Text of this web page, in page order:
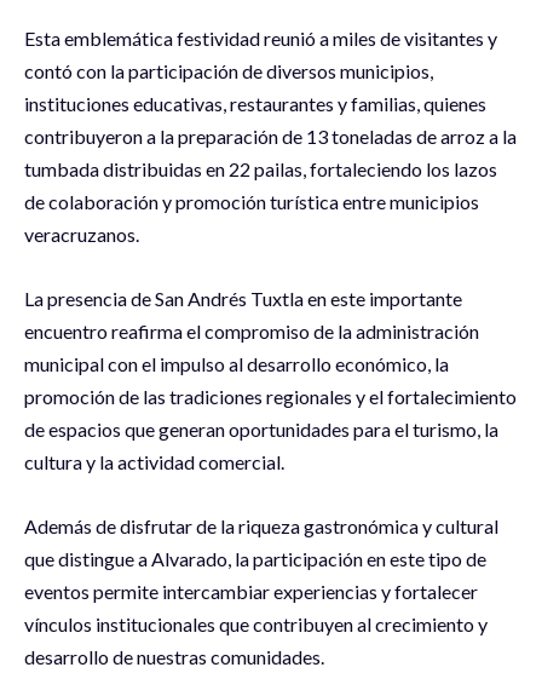
Esta emblemática festividad reunió a miles de visitantes y
contó con la participación de diversos municipios,
instituciones educativas, restaurantes y familias, quienes
contribuyeron a la preparación de 13 toneladas de arroz a la
tumbada distribuidas en 22 pailas, fortaleciendo los lazos
de colaboración y promoción turística entre municipios
veracruzanos.
La presencia de San Andrés Tuxtla en este importante
encuentro reafirma el compromiso de la administración
municipal con el impulso al desarrollo económico, la
promoción de las tradiciones regionales y el fortalecimiento
de espacios que generan oportunidades para el turismo, la
cultura y la actividad comercial.
Además de disfrutar de la riqueza gastronómica y cultural
que distingue a Alvarado, la participación en este tipo de
eventos permite intercambiar experiencias y fortalecer
vínculos institucionales que contribuyen al crecimiento y
desarrollo de nuestras comunidades.